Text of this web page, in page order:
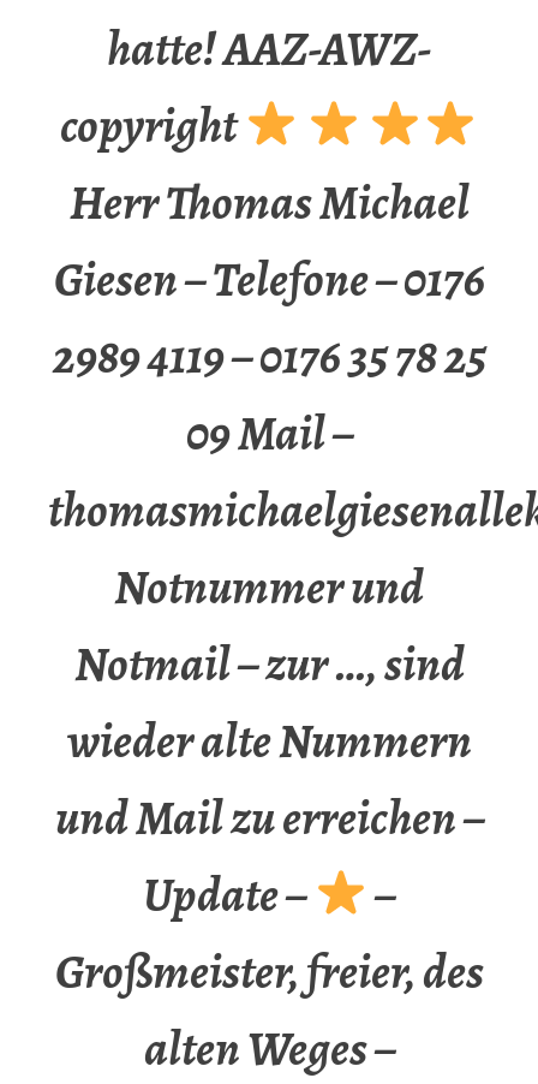
hatte! AAZ-AWZ-
copyright
Herr Thomas Michael
Giesen – Telefone – 0176
2989 4119 – 0176 35 78 25
09 Mail –
Notnummer und
Notmail – zur …, sind
wieder alte Nummern
und Mail zu erreichen –
Update –
–
Großmeister, freier, des
alten Weges –